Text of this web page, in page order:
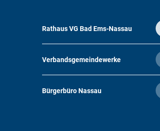
Rathaus VG Bad Ems-Nassau
Verbandsgemeindewerke
Bürgerbüro Nassau